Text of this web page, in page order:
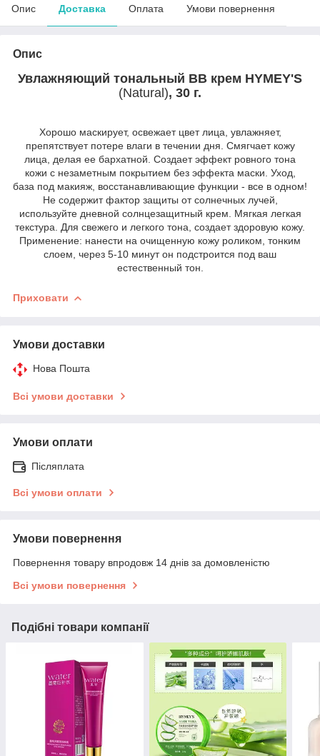
Опис Доставка Оплата Умови повернення
Опис
Увлажняющий тональный BB крем HYMEY'S
(Natural), 30 г.
Хорошо маскирует, освежает цвет лица, увлажняет,
препятствует потере влаги в течении дня. Смягчает кожу
лица, делая ее бархатной. Создает эффект ровного тона
кожи с незаметным покрытием без эффекта маски. Уход,
база под макияж, восстанавливающие функции - все в одном!
Не содержит фактор защиты от солнечных лучей,
используйте дневной солнцезащитный крем. Мягкая легкая
текстура. Для свежего и легкого тона, создает здоровую кожу.
Применение: нанести на очищенную кожу роликом, тонким
слоем, через 5-10 минут он подстроится под ваш
естественный тон.
Приховати
Умови доставки
Нова Пошта
Всі умови доставки
Умови оплати
Післяплата
Всі умови оплати
Умови повернення
Повернення товару впродовж 14 днів за домовленістю
Всі умови повернення
Подібні товари компанії